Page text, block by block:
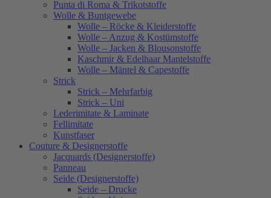
Punta di Roma & Trikotstoffe
Wolle & Buntgewebe
Wolle – Röcke & Kleiderstoffe
Wolle – Anzug & Kostümstoffe
Wolle – Jacken & Blousonstoffe
Kaschmir & Edelhaar Mantelstoffe
Wolle – Mäntel & Capestoffe
Strick
Strick – Mehrfarbig
Strick – Uni
Lederimitate & Laminate
Fellimitate
Kunstfaser
Couture & Designerstoffe
Jacquards (Designerstoffe)
Panneau
Seide (Designerstoffe)
Seide – Drucke